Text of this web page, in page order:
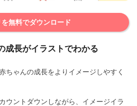
を無料でダウンロード
成長がイラストでわかる
ちゃんの成長をよりイメージしやすく
ウントダウンしながら、イメージイラ